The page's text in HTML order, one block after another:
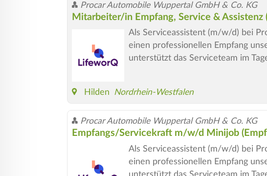
Procar Automobile Wuppertal GmbH & Co. KG
Mitarbeiter/in Empfang, Service &
Als Serviceassistent (m/w/d) bei
einen professionellen Empfang
unterstützt das Serviceteam im
Hilden Nordrhein-Westfalen
Procar Automobile Wuppertal GmbH & Co. KG
Empfangs/Servicekraft m/w/d Minijob
Als Serviceassistent (m/w/d) bei
einen professionellen Empfang
unterstützt das Serviceteam im